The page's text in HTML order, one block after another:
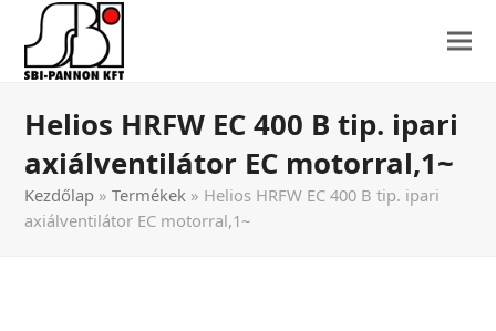
Helios HRFW EC 400 B tip. ipari
axiálventilátor EC motorral,1~
Kezdőlap »Termékek » Helios HRFW EC 400 B tip. ipari
axiálventilátor EC motorral,1~